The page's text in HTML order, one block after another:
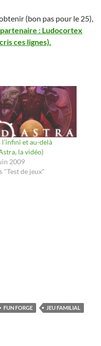
(bon pas pour le 25),
: Ludocortex
ces lignes).
l’infini et au-delà
la vidéo)
2009
"Test de jeux"
FUN FORGE
JEU FAMILIAL